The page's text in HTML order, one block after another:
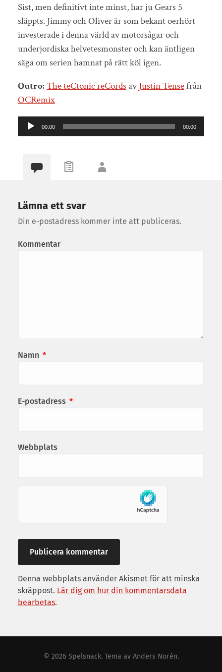
Sist, men definitivt inte minst, har ju Gears 5
släppts. Jimmy och Oliver är som bekant oerhört
investerade i denna värld av motorsågar och
underjordiska helvetesmonster och kan äntligen
säga om serien hamnat på rätt köl igen.
Outro:The teCtonic reCordsavJustin Tensefrån
OCRemix
Ljudspelare
00:00 00:00
Lämna ett svar
Din e-postadress kommer inte att publiceras.
Kommentar
Namn *
E-postadress *
Webbplats
Denna webbplats använder Akismet för att minska
skräppost. Lär dig om hur din kommentarsdata
bearbetas.
© 2026 Spelsnack. Tema av Anders Norén.